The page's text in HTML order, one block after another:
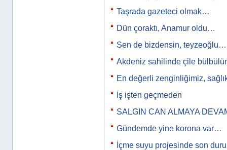
Taşrada gazeteci olmak…
Dün çoraktı, Anamur oldu…
Sen de bizdensin, teyzeoğlu…
Akdeniz sahilinde çile
En değerli zenginliğimiz,
İş işten geçmeden
SALGIN CAN ALMAYA
Gündemde yine korona var…
İçme suyu projesinde son